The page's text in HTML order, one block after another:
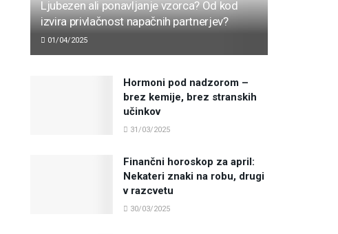
Ljubezen ali ponavljanje vzorca? Od kod
izvira privlačnost napačnih partnerjev?
01/04/2025
Hormoni pod nadzorom –
brez kemije, brez stranskih
učinkov
31/03/2025
Finančni horoskop za april:
Nekateri znaki na robu, drugi
v razcvetu
30/03/2025